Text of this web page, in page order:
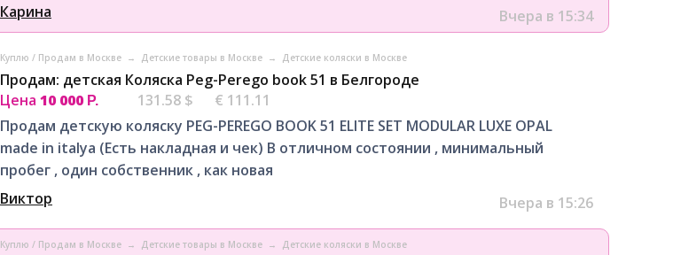
Карина
Вчера в 15:34
Куплю / Продам в Москве → Детские товары в Москве → Детские коляски в Москве
Продам: детская Коляска Peg-Perego book 51 в Белгороде
Цена 10 000 Р. 131.58 $
€ 111.11
Продам детскую коляску PEG-PEREGO BOOK 51 ELITE SET MODULAR LUXE OPAL
made in italya (Есть накладная и чек) В отличном состоянии , минимальный
пробег , один собственник , как новая
Виктор
Вчера в 15:26
Куплю / Продам в Москве → Детские товары в Москве → Детские коляски в Москве